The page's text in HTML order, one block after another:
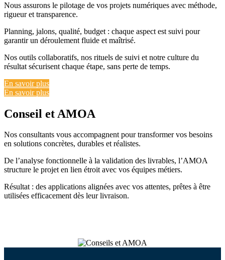
Nous assurons le pilotage de vos projets numériques avec méthode,
rigueur et transparence.
Planning, jalons, qualité, budget : chaque aspect est suivi pour
garantir un déroulement fluide et maîtrisé.
Nos outils collaboratifs, nos rituels de suivi et notre culture du
résultat sécurisent chaque étape, sans perte de temps.
En savoir plus
En savoir plus
Conseil et AMOA
Nos consultants vous accompagnent pour transformer vos besoins
en solutions concrètes, durables et réalistes.
De l’analyse fonctionnelle à la validation des livrables, l’AMOA
structure le projet en lien étroit avec vos équipes métiers.
Résultat : des applications alignées avec vos attentes, prêtes à être
utilisées efficacement dès leur livraison.